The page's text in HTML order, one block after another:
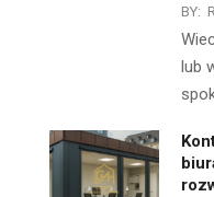
BY:
lub